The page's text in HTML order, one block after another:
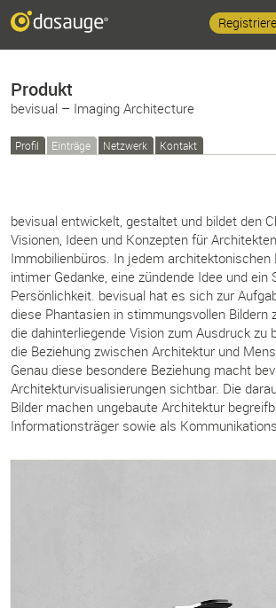
Produkt
bevisual – Imaging Architecture
Profil Einträge Netzwerk Kontakt
bevisual entwickelt, gestaltet und bildet den
Visionen, Ideen und Konzepten für
Immobilien­büros. In jedem
intimer Gedanke, eine zündende Idee und ein
Persönlichkeit. bevisual hat es sich zur
diese Phantasien in stimmungsvollen Bildern
die dahinterliegende Vision zum Ausdruck zu
die Beziehung zwischen Architektur und
Genau diese besondere Beziehung macht
Architekturvisualisierungen sichtbar. Die
Bilder machen ungebaute Architektur
Informationsträger sowie als